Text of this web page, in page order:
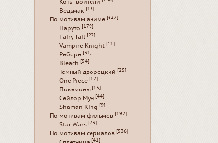
Коты-воители
Ведьмак [13]
По мотивам аниме [627]
Наруто [179]
Fairy Tail [22]
Vampire Knight [11]
Реборн [31]
Bleach [54]
Темный дворецкий [25]
One Piece [12]
Покемоны [15]
Сейлор Мун [44]
Shaman King [9]
По мотивам фильмов [192]
Star Wars [23]
По мотивам сериалов [536]
[41]